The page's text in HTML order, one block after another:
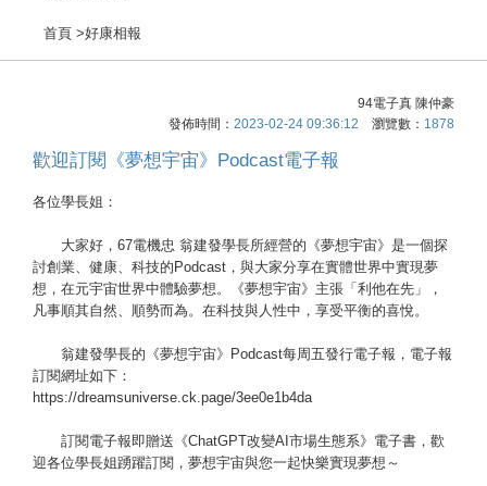
首頁 >好康相報
94電子真 陳仲豪
發佈時間： 2023-02-24 09:36:12 瀏覽數： 1878
歡迎訂閱《夢想宇宙》Podcast電子報
各位學長姐：
大家好，67電機忠 翁建發學長所經營的《夢想宇宙》是一個探
討創業、健康、科技的Podcast，與大家分享在實體世界中實現夢
想，在元宇宙世界中體驗夢想。《夢想宇宙》主張「利他在先」，
凡事順其自然、順勢而為。在科技與人性中，享受平衡的喜悅。
翁建發學長的《夢想宇宙》Podcast每周五發行電子報，電子報
訂閱網址如下：
https://dreamsuniverse.ck.page/3ee0e1b4da
訂閱電子報即贈送《ChatGPT改變AI市場生態系》電子書，歡
迎各位學長姐踴躍訂閱，夢想宇宙與您一起快樂實現夢想～